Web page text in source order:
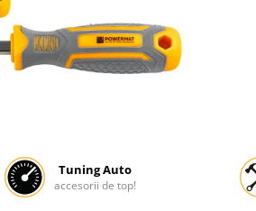
Tuning Auto
accesorii de top!